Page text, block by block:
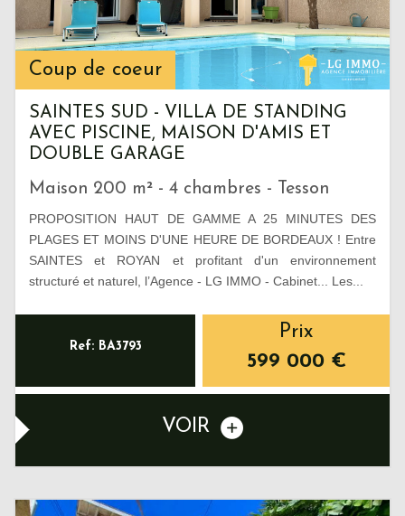
Coup de coeur
SAINTES SUD - VILLA DE STANDING
AVEC PISCINE, MAISON D'AMIS ET
DOUBLE GARAGE
Maison 200 m² - 4 chambres - Tesson
PROPOSITION HAUT DE GAMME A 25 MINUTES DES
PLAGES ET MOINS D'UNE HEURE DE BORDEAUX ! Entre
SAINTES et ROYAN et profitant d'un environnement
structuré et naturel, l’Agence - LG IMMO - Cabinet... Les...
Ref: BA3793
Prix
599 000 €
VOIR